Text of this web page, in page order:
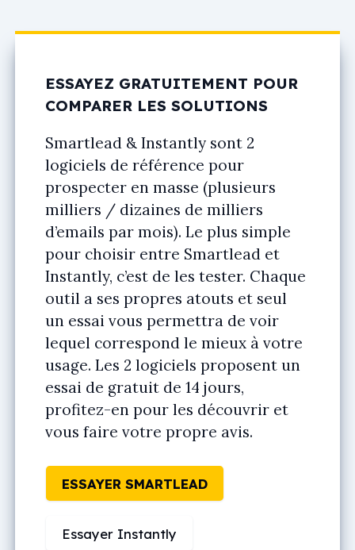
ESSAYEZ GRATUITEMENT POUR
COMPARER LES SOLUTIONS
Smartlead & Instantly sont 2
logiciels de référence pour
prospecter en masse (plusieurs
milliers / dizaines de milliers
d’emails par mois). Le plus simple
pour choisir entre Smartlead et
Instantly, c’est de les tester. Chaque
outil a ses propres atouts et seul
un essai vous permettra de voir
lequel correspond le mieux à votre
usage. Les 2 logiciels proposent un
essai de gratuit de 14 jours,
profitez-en pour les découvrir et
vous faire votre propre avis.
ESSAYER SMARTLEAD
Essayer Instantly